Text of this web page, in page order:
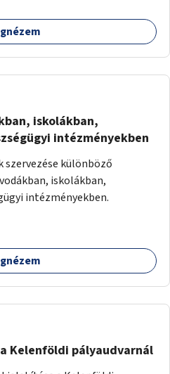
iskolákban,
intézményekben
különböző
iskolákban,
intézményekben.
Kelenföldi pályaudvarnál